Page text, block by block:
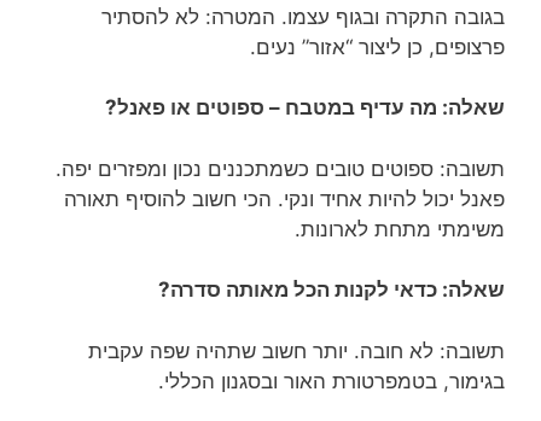
בגובה התקרה ובגוף עצמו. המטרה: לא להסתיר
פרצופים, כן ליצור “אזור” נעים.
שאלה: מה עדיף במטבח – ספוטים או פאנל?
תשובה: ספוטים טובים כשמתכננים נכון ומפזרים יפה.
פאנל יכול להיות אחיד ונקי. הכי חשוב להוסיף תאורה
משימתי מתחת לארונות.
שאלה: כדאי לקנות הכל מאותה סדרה?
תשובה: לא חובה. יותר חשוב שתהיה שפה עקבית
בגימור, בטמפרטורת האור ובסגנון הכללי.